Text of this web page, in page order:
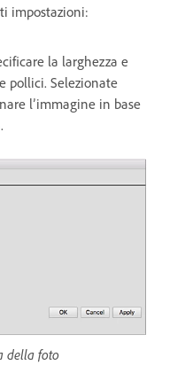
impostazioni:
la larghezza e
pollici. Selezionate
l’immagine in base
della foto